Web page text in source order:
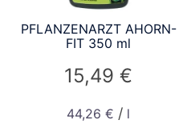
PFLANZENARZT AHORN-
FIT 350 ml
15,49€
44,26€ / l